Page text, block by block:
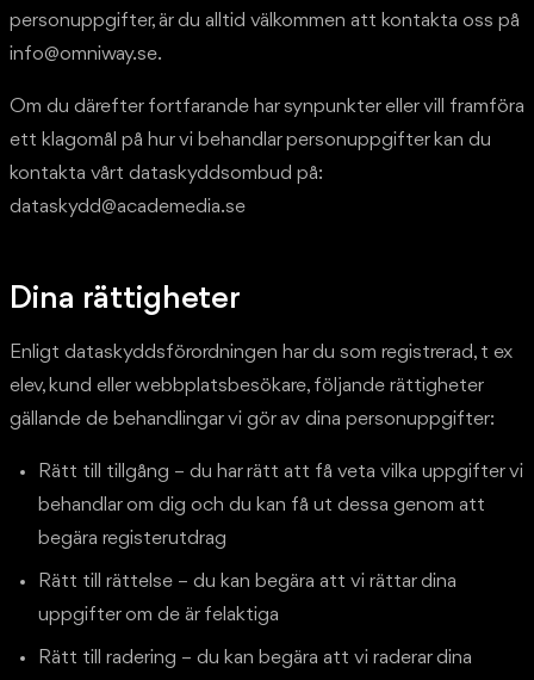
personuppgifter, är du alltid välkommen att kontakta oss på
info@omniway.se.
Om du därefter fortfarande har synpunkter eller vill framföra
ett klagomål på hur vi behandlar personuppgifter kan du
kontakta vårt dataskyddsombud på:
dataskydd@academedia.se
Dina rättigheter
Enligt dataskyddsförordningen har du som registrerad, t ex
elev, kund eller webbplatsbesökare, följande rättigheter
gällande de behandlingar vi gör av dina personuppgifter:
Rätt till tillgång – du har rätt att få veta vilka uppgifter vi
behandlar om dig och du kan få ut dessa genom att
begära registerutdrag
Rätt till rättelse – du kan begära att vi rättar dina
uppgifter om de är felaktiga
Rätt till radering – du kan begära att vi raderar dina